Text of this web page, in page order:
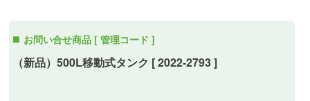
お問い合せ商品 [ 管理コード ]
（新品）500L移動式タンク [ 2022-2793 ]